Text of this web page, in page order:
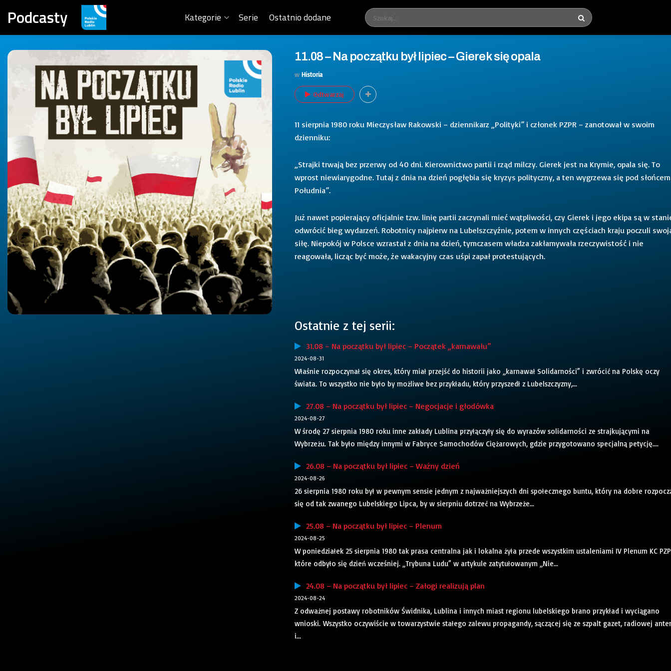
Podcasty Kategorie Serie Ostatnio dodane
11.08 – Na początku był lipiec – Gierek się opala
w Historia
Odtwarzaj
11 sierpnia 1980 roku Mieczysław Rakowski – dziennikarz „Polityki” i członek PZPR – zanotował w swoim
dzienniku:
„Strajki trwają bez przerwy od 40 dni. Kierownictwo partii i rząd milczy. Gierek jest na Krymie, opala się. To
wprost niewiarygodne. Tutaj z dnia na dzień pogłębia się kryzys polityczny, a ten wygrzewa się pod słońcem
Południa”.
Już nawet popierający oficjalnie tzw. linię partii zaczynali mieć wątpliwości, czy Gierek i jego ekipa są w
odwrócić bieg wydarzeń. Robotnicy najpierw na Lubelszczyźnie, potem w innych częściach kraju poczuli
siłę. Niepokój w Polsce wzrastał z dnia na dzień, tymczasem władza zakłamywała rzeczywistość i nie
reagowała, licząc być może, że wakacyjny czas uśpi zapał protestujących.
Ostatnie z tej serii:
31.08 – Na początku był lipiec – Początek „karnawału”
2024-08-31
Właśnie rozpoczynał się okres, który miał przejść do historii jako „karnawał Solidarności” i zwrócić na Polskę oczy
świata. To wszystko nie było by możliwe bez przykładu, który przyszedł z Lubelszczyzny,...
27.08 – Na początku był lipiec – Negocjacje i głodówka
2024-08-27
W środę 27 sierpnia 1980 roku inne zakłady Lublina przyłączyły się do wyrazów solidarności ze strajkującymi na
Wybrzeżu. Tak było między innymi w Fabryce Samochodów Ciężarowych, gdzie przygotowano specjalną petycję....
26.08 – Na początku był lipiec – Ważny dzień
2024-08-26
26 sierpnia 1980 roku był w pewnym sensie jednym z najważniejszych dni społecznego buntu, który na dobre
się od tak zwanego Lubelskiego Lipca, by w sierpniu dotrzeć na Wybrzeże...
25.08 – Na początku był lipiec – Plenum
2024-08-25
W poniedziałek 25 sierpnia 1980 tak prasa centralna jak i lokalna żyła przede wszystkim ustaleniami IV Plenum KC
które odbyło się dzień wcześniej. „Trybuna Ludu” w artykule zatytułowanym „Nie...
24.08 – Na początku był lipiec – Załogi realizują plan
2024-08-24
Z odważnej postawy robotników Świdnika, Lublina i innych miast regionu lubelskiego brano przykład i wyciągano
wnioski. Wszystko oczywiście w towarzystwie stałego zalewu propagandy, sączącej się ze szpalt gazet, radiowej
i...